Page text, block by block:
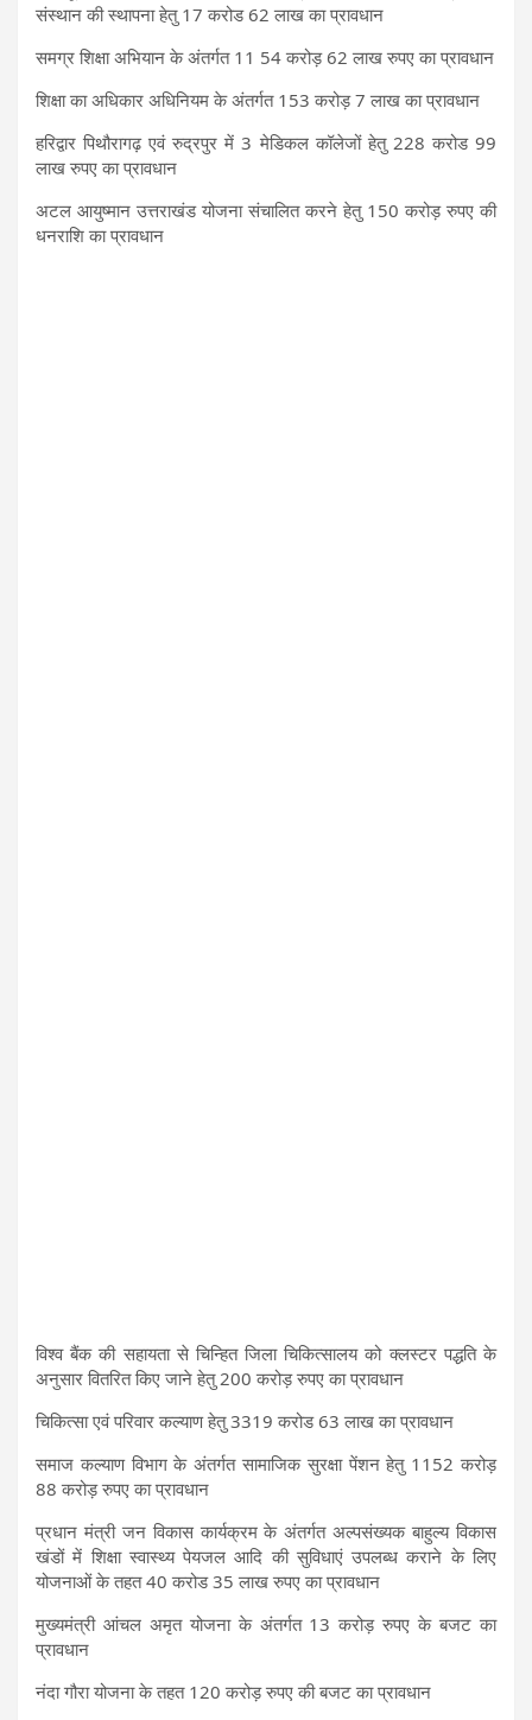
संस्थान की स्थापना हेतु 17 करोड 62 लाख का प्रावधान
समग्र शिक्षा अभियान के अंतर्गत 11 54 करोड़ 62 लाख रुपए का प्रावधान
शिक्षा का अधिकार अधिनियम के अंतर्गत 153 करोड़ 7 लाख का प्रावधान
हरिद्वार पिथौरागढ़ एवं रुद्रपुर में 3 मेडिकल कॉलेजों हेतु 228 करोड 99
लाख रुपए का प्रावधान
अटल आयुष्मान उत्तराखंड योजना संचालित करने हेतु 150 करोड़ रुपए की
धनराशि का प्रावधान
विश्व बैंक की सहायता से चिन्हित जिला चिकित्सालय को क्लस्टर पद्धति के
अनुसार वितरित किए जाने हेतु 200 करोड़ रुपए का प्रावधान
चिकित्सा एवं परिवार कल्याण हेतु 3319 करोड 63 लाख का प्रावधान
समाज कल्याण विभाग के अंतर्गत सामाजिक सुरक्षा पेंशन हेतु 1152 करोड़
88 करोड़ रुपए का प्रावधान
प्रधान मंत्री जन विकास कार्यक्रम के अंतर्गत अल्पसंख्यक बाहुल्य विकास
खंडों में शिक्षा स्वास्थ्य पेयजल आदि की सुविधाएं उपलब्ध कराने के लिए
योजनाओं के तहत 40 करोड 35 लाख रुपए का प्रावधान
मुख्यमंत्री आंचल अमृत योजना के अंतर्गत 13 करोड़ रुपए के बजट का
प्रावधान
नंदा गौरा योजना के तहत 120 करोड़ रुपए की बजट का प्रावधान